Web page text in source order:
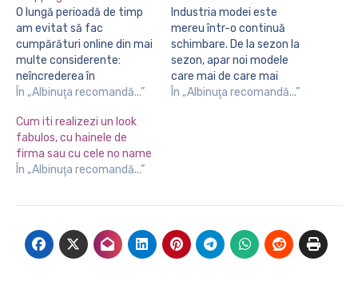
O lungă perioadă de timp
am evitat să fac
cumpărături online din mai
multe considerente:
neîncrederea în
comerciant și în calitatea
hainelor teama ca acestea
nu sunt potrivite, dorința
de a proba direct
produsele pentru a face
timpul de așteptare până
În „Albinuţa recomandă...”
mereu într-o continuă
schimbare. De la sezon la
sezon, apar noi modele
care mai de care mai
frumoase, totul spre
În „Albinuţa recomandă...”
Cum iti realizezi un look
fabulos, cu hainele de
firma sau cu cele no name
În „Albinuţa recomandă...”